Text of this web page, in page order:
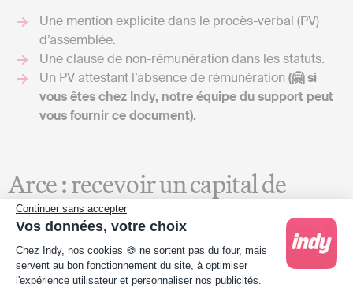
Continuer sans accepter
Vos données, votre choix
Plateforme de Gestion du Consentement :
Chez Indy, nos cookies 🍪 ne sortent pas du four, mais
servent au bon fonctionnement du site, à optimiser
l'expérience utilisateur et personnaliser nos publicités.
Une mention explicite dans le procès-verbal (PV)
d’assemblée.
Une clause de non-rémunération dans les statuts.
Un PV attestant l’absence de rémunération (🤗 si
vous êtes chez Indy, notre équipe du support peut
vous fournir ce document).
Arce : recevoir un capital de
départ en création d’entreprise
L’Arceest uneaide financièreversée en deux fois, à la
place du maintien partiel de l’ARE. Elle s’adresse aux